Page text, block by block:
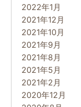
2022年1月
2021年12月
2021年10月
2021年9月
2021年8月
2021年5月
2021年2月
2020年12月